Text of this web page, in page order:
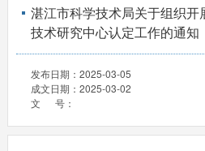
湛江市科学技术局关于组织开
技术研究中心认定工作的通知
发布日期： 2025-03-05
成文日期： 2025-03-02
文 号：